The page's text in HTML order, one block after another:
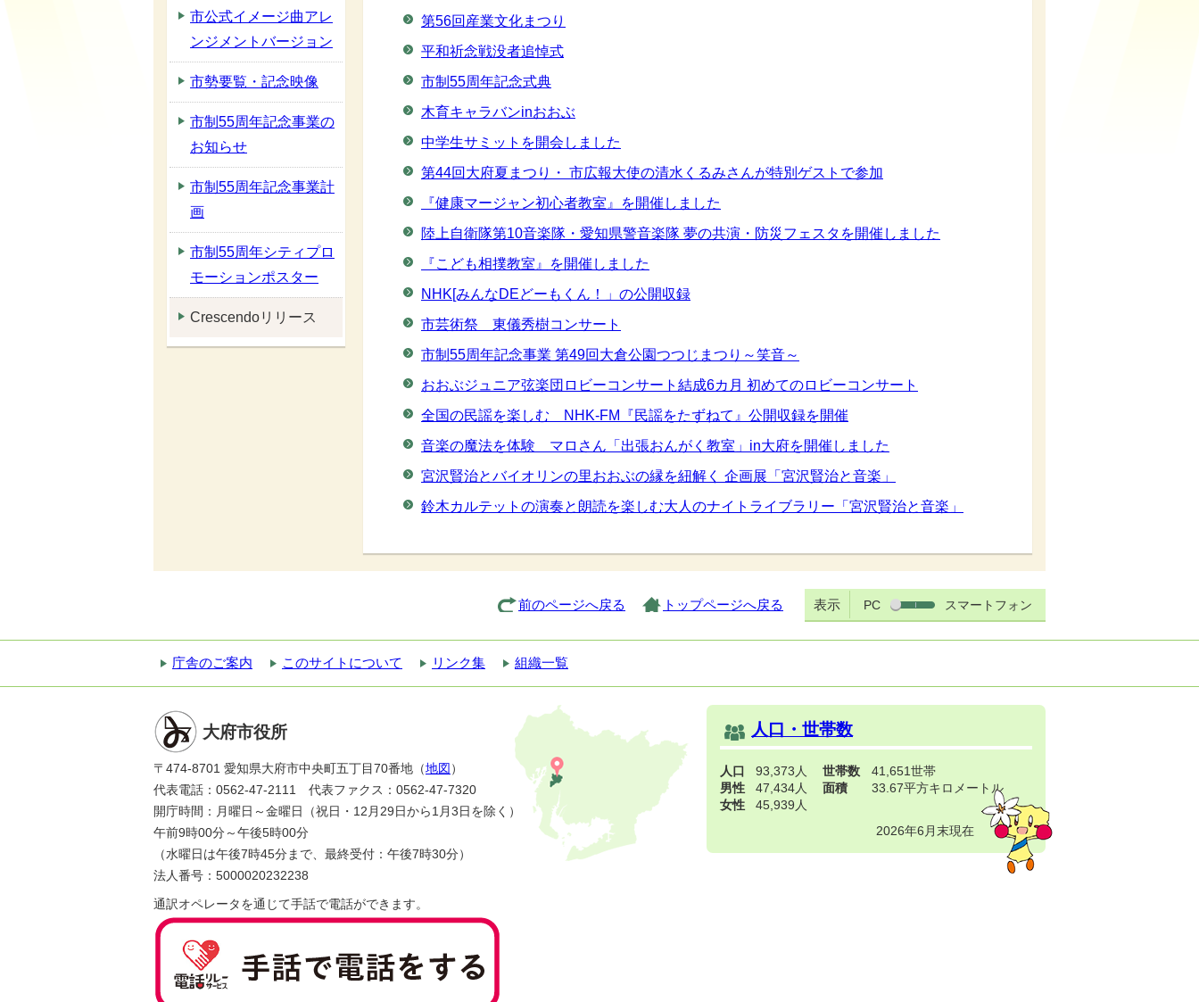
第56回産業文化まつり
平和祈念戦没者追悼式
市制55周年記念式典
木育キャラバンinおおぶ
中学生サミットを開会しました
第44回大府夏まつり・ 市広報大使の清水くるみさんが特別ゲストで参加
『健康マージャン初心者教室』を開催しました
陸上自衛隊第10音楽隊・愛知県警音楽隊 夢の共演・防災フェスタを開催しました
『こども相撲教室』を開催しました
NHK[みんなDEどーもくん！」の公開収録
市芸術祭 東儀秀樹コンサート
市制55周年記念事業 第49回大倉公園つつじまつり～笑音～
おおぶジュニア弦楽団ロビーコンサート結成6カ月 初めてのロビーコンサート
全国の民謡を楽しむ NHK-FM『民謡をたずねて』公開収録を開催
音楽の魔法を体験 マロさん「出張おんがく教室」in大府を開催しました
宮沢賢治とバイオリンの里おおぶの縁を紐解く 企画展「宮沢賢治と音楽」
鈴木カルテットの演奏と朗読を楽しむ大人のナイトライブラリー「宮沢賢治と音楽」
市公式イメージ曲アレ
ンジメントバージョン
市勢要覧・記念映像
市制55周年記念事業の
お知らせ
市制55周年記念事業計
画
市制55周年シティプロ
モーションポスター
Crescendoリリース
前のページへ戻る トップページへ戻る 表示 PC スマートフォン
庁舎のご案内 このサイトについて リンク集 組織一覧
大府市役所
〒474-8701 愛知県大府市中央町五丁目70番地（地図 ）
代表電話：0562-47-2111 代表ファクス：0562-47-7320
開庁時間：月曜日～金曜日（祝日・12月29日から1月3日を除く）
午前9時00分～午後5時00分
（水曜日は午後7時45分まで、最終受付：午後7時30分）
法人番号：5000020232238
通訳オペレータを通じて手話で電話ができます。
人口・世帯数
人口
93,373人
男性
47,434人
女性
45,939人
世帯数
41,651世帯
面積
33.67平方キロメートル
2026年6月末現在